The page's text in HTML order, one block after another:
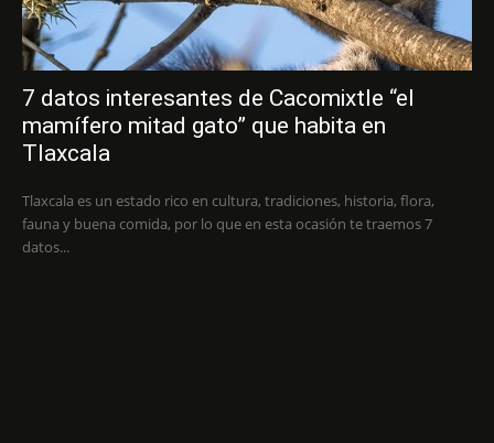
7 datos interesantes de Cacomixtle “el
mamífero mitad gato” que habita en
Tlaxcala
Tlaxcala es un estado rico en cultura, tradiciones, historia, flora,
fauna y buena comida, por lo que en esta ocasión te traemos 7
datos...